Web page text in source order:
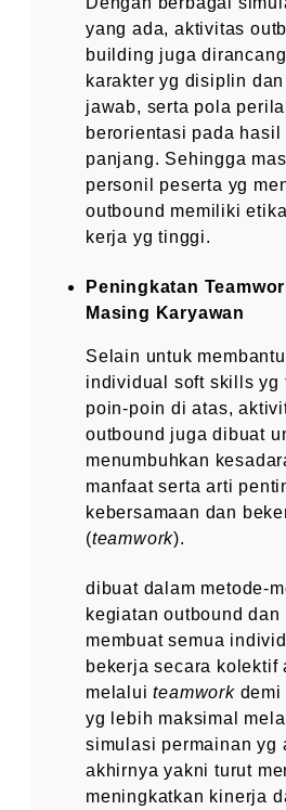
yang ada, aktivitas
building juga
karakter yg disiplin
jawab, serta pola
berorientasi pada
panjang. Sehingga
personil peserta yg
outbound memiliki
kerja yg tinggi.
Peningkatan
Masing Karyawan
Selain untuk
individual soft skills yg
poin-poin di atas,
outbound juga dibuat
menumbuhkan
manfaat serta arti
kebersamaan dan
(teamwork).
dibuat dalam metode-
kegiatan outbound
membuat semua
bekerja secara kolektif
melaluiteamworkdemi
yg lebih maksimal
simulasi permainan yg
akhirnya yakni turut
meningkatkan kinerja